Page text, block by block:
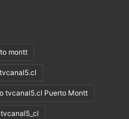
montt
tvcanal5.cl Puerto Montt